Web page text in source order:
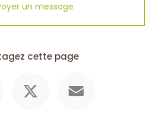
un message
cette page